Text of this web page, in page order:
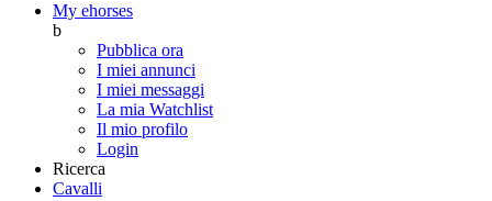
My ehorses
b
Pubblica ora
I miei annunci
I miei messaggi
La mia Watchlist
Il mio profilo
Login
Ricerca
Cavalli